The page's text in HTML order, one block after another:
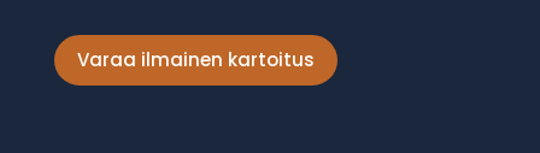
Varaa ilmainen kartoitus